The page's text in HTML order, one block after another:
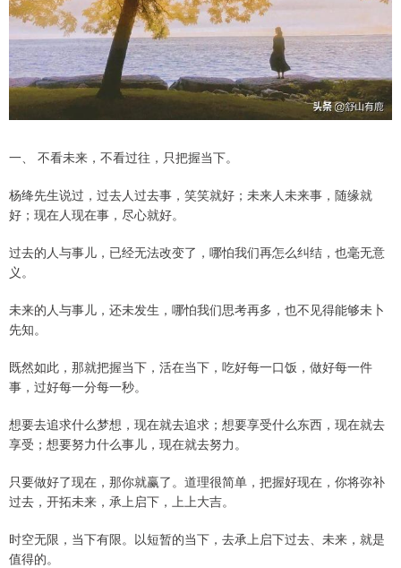
一、 不看未来，不看过往，只把握当下。
杨绛先生说过，过去人过去事，笑笑就好；未来人未来事，随缘就
好；现在人现在事，尽心就好。
过去的人与事儿，已经无法改变了，哪怕我们再怎么纠结，也毫无意
义。
未来的人与事儿，还未发生，哪怕我们思考再多，也不见得能够未卜
先知。
既然如此，那就把握当下，活在当下，吃好每一口饭，做好每一件
事，过好每一分每一秒。
想要去追求什么梦想，现在就去追求；想要享受什么东西，现在就去
享受；想要努力什么事儿，现在就去努力。
只要做好了现在，那你就赢了。道理很简单，把握好现在，你将弥补
过去，开拓未来，承上启下，上上大吉。
时空无限，当下有限。以短暂的当下，去承上启下过去、未来，就是
值得的。